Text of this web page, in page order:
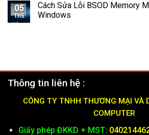
05
Th5
Cách Sửa Lỗi BSOD Memory
Windows
Thông tin liên hệ :
CÔNG TY TNHH THƯƠNG MẠI VÀ
COMPUTER
Giấy phép ĐKKD + MST: